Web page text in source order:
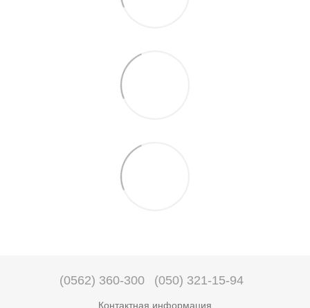
(0562) 360-300 (050) 321-15-94
Контактная информация